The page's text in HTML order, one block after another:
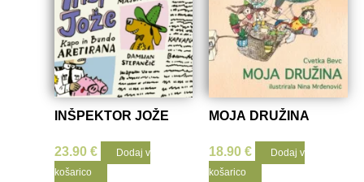
INŠPEKTOR JOŽE
23.90€
Dodaj v
košarico
MOJA DRUŽINA
18.90 €
Dodaj v
košarico